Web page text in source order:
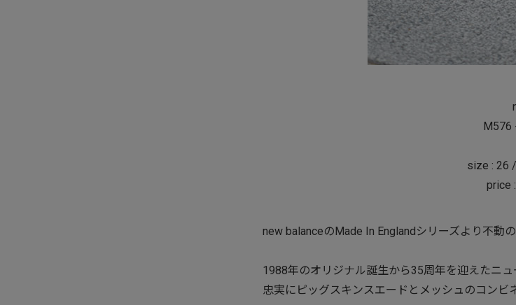
M576
size : 26
price
new balanceのMade In Englandシリーズより不動
1988年のオリジナル誕生から35周年を迎えたニ
忠実にピッグスキンスエードとメッシュのコンビ